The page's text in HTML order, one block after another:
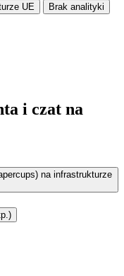
UE
Brak analityki
i czat na
na infrastrukturze